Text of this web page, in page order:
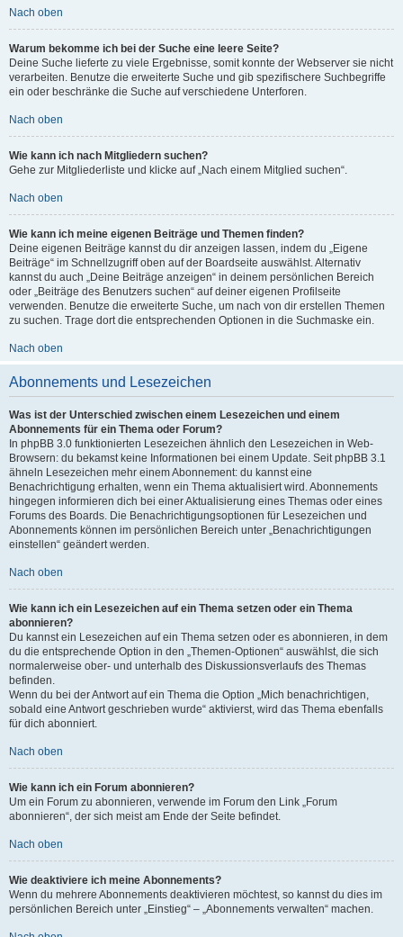
Nach oben
Warum bekomme ich bei der Suche eine leere Seite?
Deine Suche lieferte zu viele Ergebnisse, somit konnte der Webserver sie nicht
verarbeiten. Benutze die erweiterte Suche und gib spezifischere Suchbegriffe
ein oder beschränke die Suche auf verschiedene Unterforen.
Nach oben
Wie kann ich nach Mitgliedern suchen?
Gehe zur Mitgliederliste und klicke auf „Nach einem Mitglied suchen“.
Nach oben
Wie kann ich meine eigenen Beiträge und Themen finden?
Deine eigenen Beiträge kannst du dir anzeigen lassen, indem du „Eigene
Beiträge“ im Schnellzugriff oben auf der Boardseite auswählst. Alternativ
kannst du auch „Deine Beiträge anzeigen“ in deinem persönlichen Bereich
oder „Beiträge des Benutzers suchen“ auf deiner eigenen Profilseite
verwenden. Benutze die erweiterte Suche, um nach von dir erstellen Themen
zu suchen. Trage dort die entsprechenden Optionen in die Suchmaske ein.
Nach oben
Abonnements und Lesezeichen
Was ist der Unterschied zwischen einem Lesezeichen und einem
Abonnements für ein Thema oder Forum?
In phpBB 3.0 funktionierten Lesezeichen ähnlich den Lesezeichen in Web-
Browsern: du bekamst keine Informationen bei einem Update. Seit phpBB 3.1
ähneln Lesezeichen mehr einem Abonnement: du kannst eine
Benachrichtigung erhalten, wenn ein Thema aktualisiert wird. Abonnements
hingegen informieren dich bei einer Aktualisierung eines Themas oder eines
Forums des Boards. Die Benachrichtigungsoptionen für Lesezeichen und
Abonnements können im persönlichen Bereich unter „Benachrichtigungen
einstellen“ geändert werden.
Nach oben
Wie kann ich ein Lesezeichen auf ein Thema setzen oder ein Thema
abonnieren?
Du kannst ein Lesezeichen auf ein Thema setzen oder es abonnieren, in dem
du die entsprechende Option in den „Themen-Optionen“ auswählst, die sich
normalerweise ober- und unterhalb des Diskussionsverlaufs des Themas
befinden.
Wenn du bei der Antwort auf ein Thema die Option „Mich benachrichtigen,
sobald eine Antwort geschrieben wurde“ aktivierst, wird das Thema ebenfalls
für dich abonniert.
Nach oben
Wie kann ich ein Forum abonnieren?
Um ein Forum zu abonnieren, verwende im Forum den Link „Forum
abonnieren“, der sich meist am Ende der Seite befindet.
Nach oben
Wie deaktiviere ich meine Abonnements?
Wenn du mehrere Abonnements deaktivieren möchtest, so kannst du dies im
persönlichen Bereich unter „Einstieg“ – „Abonnements verwalten“ machen.